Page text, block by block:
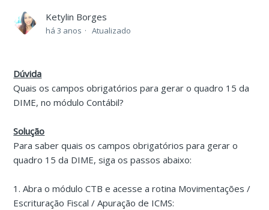
Ketylin Borges
há 3 anos Atualizado
Dúvida
Quais os campos obrigatórios para gerar o quadro 15 da
DIME, no módulo Contábil?
Solução
Para saber quais os campos obrigatórios para gerar o
quadro 15 da DIME, siga os passos abaixo:
1. Abra o módulo CTB e acesse a rotina Movimentações /
Escrituração Fiscal / Apuração de ICMS: